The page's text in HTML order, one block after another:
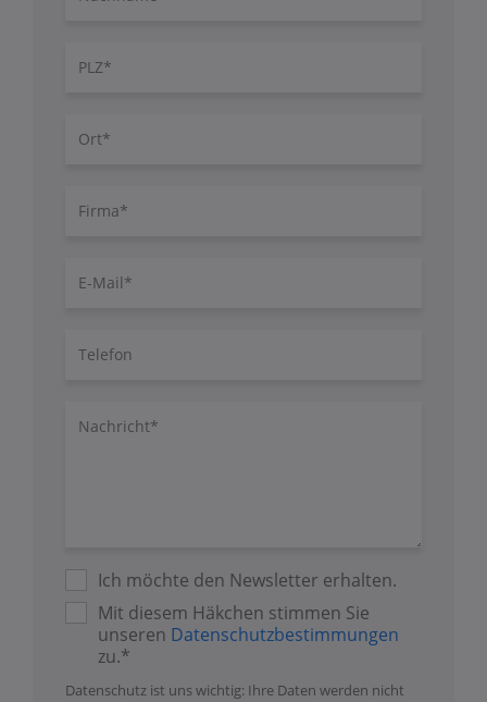
PLZ
Ort
Firma
E-
Telefon
Nachricht/Fragen
Ich möchte den Newsletter erhalten.
Mit diesem Häkchen stimmen Sie
unseren Datenschutzbestimmungen
zu.*
Datenschutz ist uns wichtig: Ihre Daten werden nicht